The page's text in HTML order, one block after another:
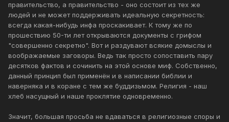
правительство, а правительство - оно состоит из тех же
людей и не может поддерживать идеальную секретность:
всегда какая-нибудь инфа проскакивает. К тому же по
прошествию 50-ти лет открываются документы с грифом
"совершенно секретно". Вот и раздувают всякие домыслы и
воображаемые заговоры. Ведь так просто сопоставить пару
десятков фактов и сочинить на этой основе миф. Собственно,
данный принцип был применён и в написании библии и
наверняка и в коране с тем же буддизьмом. Религия - наш
хлеб насущный и наше проклятие одновременно.
Значит, большая просьба не вдаваться в религиозные споры и